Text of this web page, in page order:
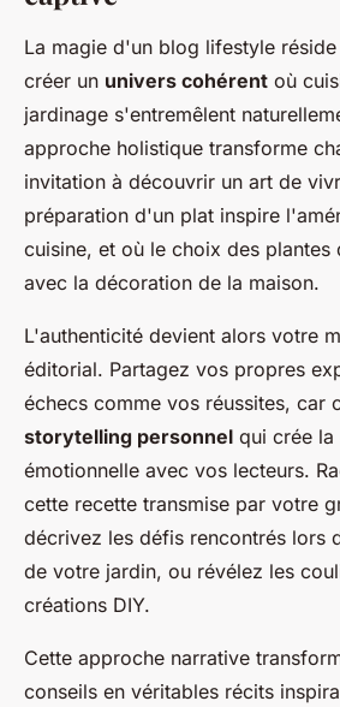
La magie d'un blog lifestyle
créer un univers cohérent où
jardinage s'entremêlent
approche holistique transforme
invitation à découvrir un art de
préparation d'un plat inspire
cuisine, et où le choix des
avec la décoration de la maison.
L'authenticité devient alors votre
éditorial. Partagez vos propres
échecs comme vos réussites, car
storytelling personnel qui crée
émotionnelle avec vos lecteurs.
cette recette transmise par votre
décrivez les défis rencontrés lors
de votre jardin, ou révélez les
créations DIY.
Cette approche narrative
conseils en véritables récits